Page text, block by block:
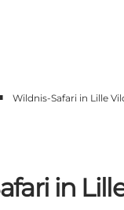
Wildnis-Safari in Lille
in